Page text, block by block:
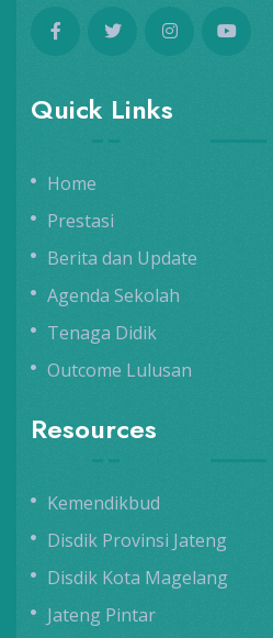
Quick Links
Home
Prestasi
Berita dan Update
Agenda Sekolah
Tenaga Didik
Outcome Lulusan
Resources
Kemendikbud
Disdik Provinsi Jateng
Disdik Kota Magelang
Jateng Pintar